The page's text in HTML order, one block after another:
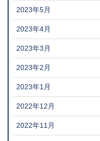
2023年5月
2023年4月
2023年3月
2023年2月
2023年1月
2022年12月
2022年11月